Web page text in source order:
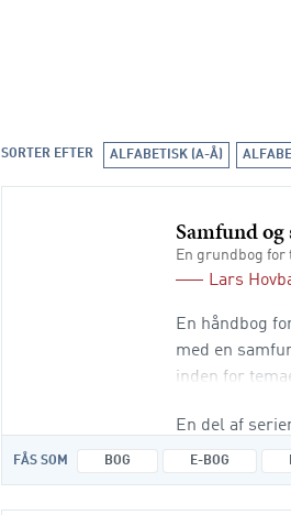
SORTER EFTER ALFABETISK (A-Å)
Samfund
En grundbog
Lars
En håndbog
med en
inden for
organisation,
En del af
FÅS SOM BOG E-BOG